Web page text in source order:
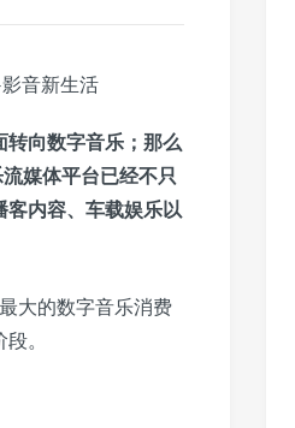
转向数字音乐；那么
媒体平台已经不只
客内容、车载娱乐以
大的数字音乐消费
。